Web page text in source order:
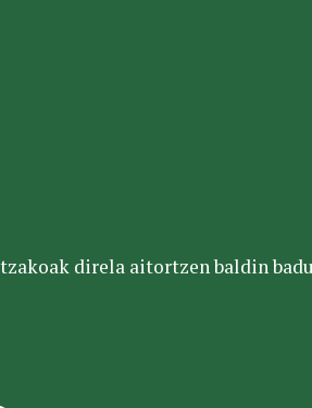
direla aitortzen baldin